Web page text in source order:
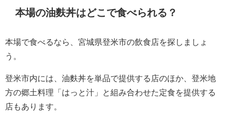
本場の油麩丼はどこで食べられる？
本場で食べるなら、宮城県登米市の飲食店を探しましょ
う。
登米市内には、油麩丼を単品で提供する店のほか、登米地
方の郷土料理「はっと汁」と組み合わせた定食を提供する
店もあります。